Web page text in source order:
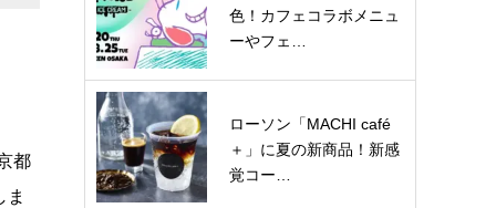
都
ま
色！カフェコラボメニュ
ーやフェ…
ローソン「MACHI café
＋」に夏の新商品！新感
覚コー…